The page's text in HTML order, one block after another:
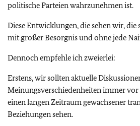
politische Parteien wahrzunehmen ist.
Diese Entwicklungen, die sehen wir, die
mit großer Besorgnis und ohne jede
Dennoch empfehle ich zweierlei:
Erstens, wir sollten aktuelle
Meinungsverschiedenheiten immer
einen langen Zeitraum gewachsener
Beziehungen sehen.